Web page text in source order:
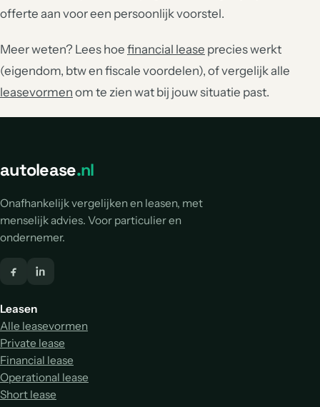
offerte aan voor een persoonlijk voorstel.
Meer weten? Lees hoe financial lease precies werkt
(eigendom, btw en fiscale voordelen), of vergelijk alle
leasevormen om te zien wat bij jouw situatie past.
autolease.nl
Onafhankelijk vergelijken en leasen, met
menselijk advies. Voor particulier en
ondernemer.
Leasen
Alle leasevormen
Private lease
Financial lease
Operational lease
Short lease